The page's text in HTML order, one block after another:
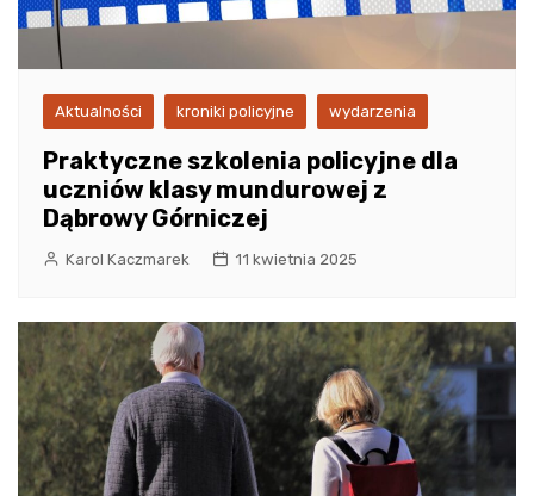
Aktualności kroniki policyjne wydarzenia
Praktyczne szkolenia policyjne dla
uczniów klasy mundurowej z
Dąbrowy Górniczej
Karol Kaczmarek 11 kwietnia 2025